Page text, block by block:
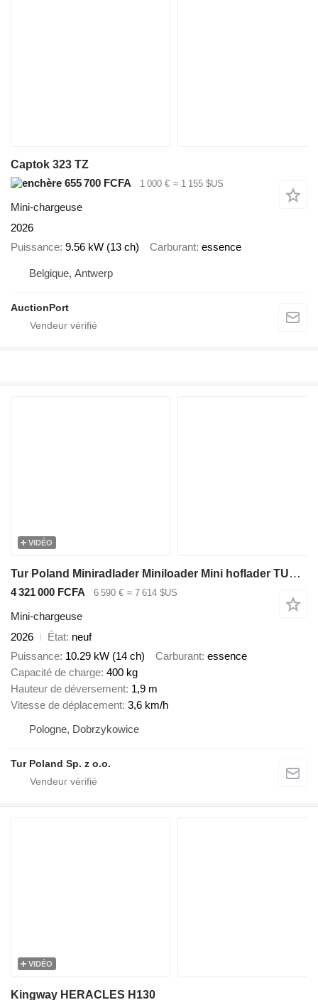
Captok 323 TZ
655 700 FCFA
1 000 € ≈ 1 155 $US
Mini-chargeuse
2026
Puissance 9.56 kW (13 ch) Carburant essence
Belgique, Antwerp
AuctionPort
VIDÉO
Tur Poland Miniradlader Miniloader Mini hoflader TUR N 525
4 321 000 FCFA 6 590 € ≈ 7 614 $US
Mini-chargeuse
2026
État neuf
Puissance 10.29 kW (14 ch) Carburant essence
Capacité de charge 400 kg
Hauteur de déversement 1,9 m
Vitesse de déplacement 3,6 km/h
Pologne, Dobrzykowice
Tur Poland Sp. z o.o.
VIDÉO
Kingway HERACLES H130